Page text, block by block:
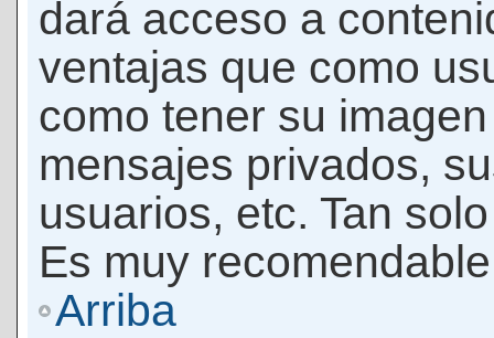
dará acceso a
ventajas que como
como tener su
mensajes privados,
usuarios, etc. Tan
Es muy
Arriba